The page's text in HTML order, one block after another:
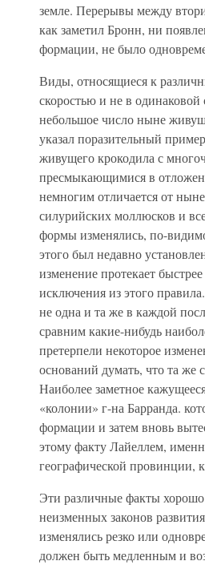
земле. Перерывы между
как заметил Бронн, ни
формации, не было
Виды, относящиеся к
скоростью и не в
небольшое число ныне
указал поразительный
живущего крокодила с
пресмыкающимися в
немногим отличается от
силурийских моллюсков и
формы изменялись, по-
этого был недавно
изменение протекает
исключения из этого
не одна и та же в каждой
сравним какие-нибудь
претерпели некоторое
оснований думать, что та же
Наиболее заметное
«колонии» г-на Барранда.
формации и затем вновь
этому факту Лайеллем,
географической провинции,
Эти различные факты хорошо
неизменных законов
изменялись резко или
должен быть медленным и